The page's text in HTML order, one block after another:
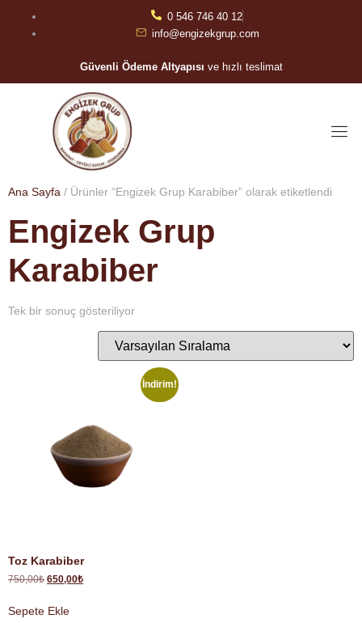
0 546 746 40 12
info@engizekgrup.com
Güvenli Ödeme Altyapısı ve hızlı teslimat
Ana Sayfa / Ürünler “Engizek Grup Karabiber” olarak etiketlendi
Engizek Grup
Karabiber
Tek bir sonuç gösteriliyor
İndirim!
Toz Karabiber
750,00₺ 650,00₺
Sepete Ekle